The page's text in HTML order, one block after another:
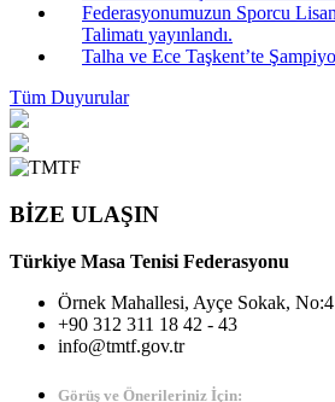
Federasyonumuzun Sporcu
Talimatı yayınlandı.
Talha ve Ece Taşkent’te
Tüm Duyurular
BİZE ULAŞIN
Türkiye Masa Tenisi Federasyonu
Örnek Mahallesi, Ayçe Sokak,
+90 312 311 18 42 - 43
info@tmtf.gov.tr
Görüş ve Önerileriniz İçin: